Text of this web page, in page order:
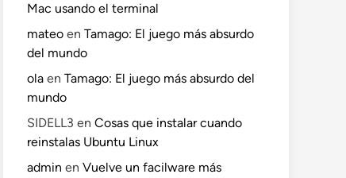
Mac usando el terminal
mateo en Tamago: El juego más absurdo
del mundo
ola en Tamago: El juego más absurdo del
mundo
SIDELL3 en Cosas que instalar cuando
reinstalas Ubuntu Linux
admin en Vuelve un facilware más